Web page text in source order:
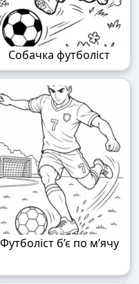
Собачка футболіст
Футболіст б’є по м’ячу